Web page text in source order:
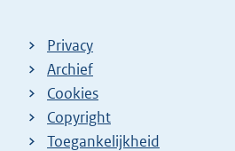
Privacy
Archief
Cookies
Copyright
Toegankelijkheid